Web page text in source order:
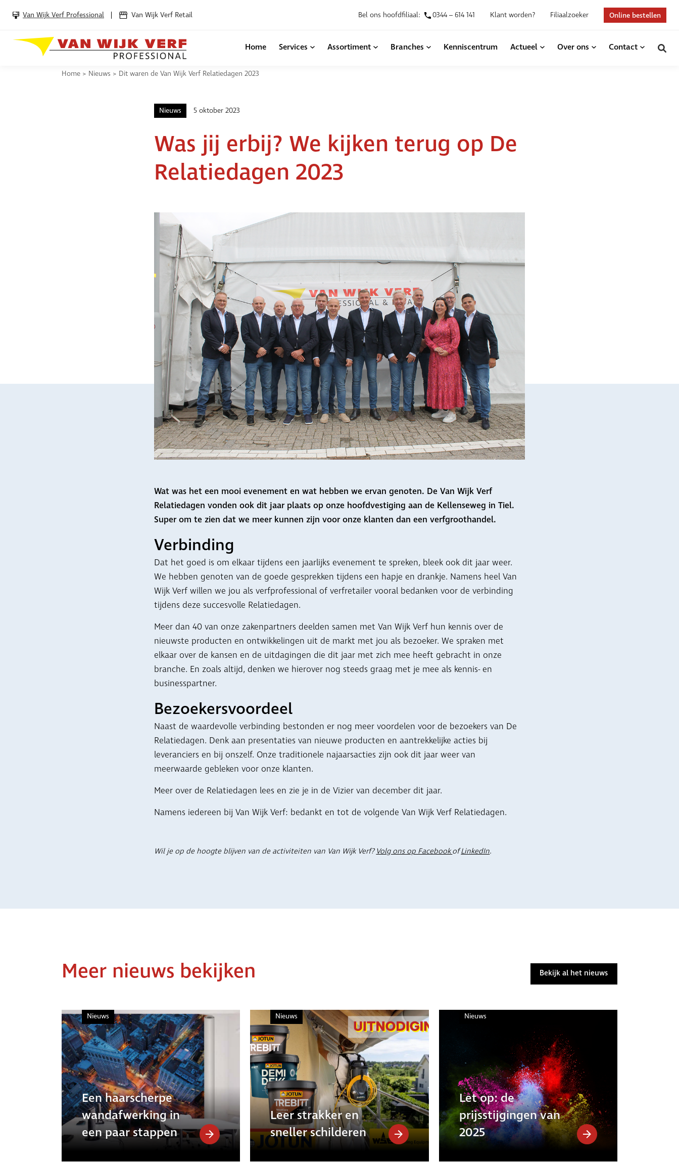
Van Wijk Verf Professional Van Wijk Verf Retail Bel ons hoofdfiliaal: 0344 – 614 141 Klant worden? Filiaalzoeker Online bestellen
Home Services Assortiment Branches Kenniscentrum Actueel Over ons Contact
Home > Nieuws > Dit waren de Van Wijk Verf Relatiedagen 2023
Nieuws 5 oktober 2023
Was jij erbij? We kijken terug op De
Relatiedagen 2023
Wat was het een mooi evenement en wat hebben we ervan genoten. De Van Wijk Verf
Relatiedagen vonden ook dit jaar plaats op onze hoofdvestiging aan de Kellenseweg in Tiel.
Super om te zien dat we meer kunnen zijn voor onze klanten dan een verfgroothandel.
Verbinding
Dat het goed is om elkaar tijdens een jaarlijks evenement te spreken, bleek ook dit jaar weer.
We hebben genoten van de goede gesprekken tijdens een hapje en drankje. Namens heel Van
Wijk Verf willen we jou als verfprofessional of verfretailer vooral bedanken voor de verbinding
tijdens deze succesvolle Relatiedagen.
Meer dan 40 van onze zakenpartners deelden samen met Van Wijk Verf hun kennis over de
nieuwste producten en ontwikkelingen uit de markt met jou als bezoeker. We spraken met
elkaar over de kansen en de uitdagingen die dit jaar met zich mee heeft gebracht in onze
branche. En zoals altijd, denken we hierover nog steeds graag met je mee als kennis- en
businesspartner.
Bezoekersvoordeel
Naast de waardevolle verbinding bestonden er nog meer voordelen voor de bezoekers van De
Relatiedagen. Denk aan presentaties van nieuwe producten en aantrekkelijke acties bij
leveranciers en bij onszelf. Onze traditionele najaarsacties zijn ook dit jaar weer van
meerwaarde gebleken voor onze klanten.
Meer over de Relatiedagen lees en zie je in de Vizier van december dit jaar.
Namens iedereen bij Van Wijk Verf: bedankt en tot de volgende Van Wijk Verf Relatiedagen.
Wil je op de hoogte blijven van de activiteiten van Van Wijk Verf? Volg ons op FacebookofLinkedIn.
Meer nieuws bekijken Bekijk al het nieuws
Nieuws
Een haarscherpe
wandafwerking in
een paar stappen
Nieuws
Leer strakker en
sneller schilderen
Nieuws
Let op: de
prijsstijgingen van
2025